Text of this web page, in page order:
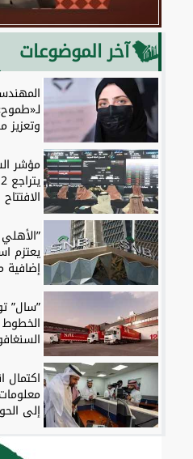
آخر الموضوعات
وتعزيز
مؤشر
يعتزم
إضافية
”سال”
الخطوط
اكتمال
إلى